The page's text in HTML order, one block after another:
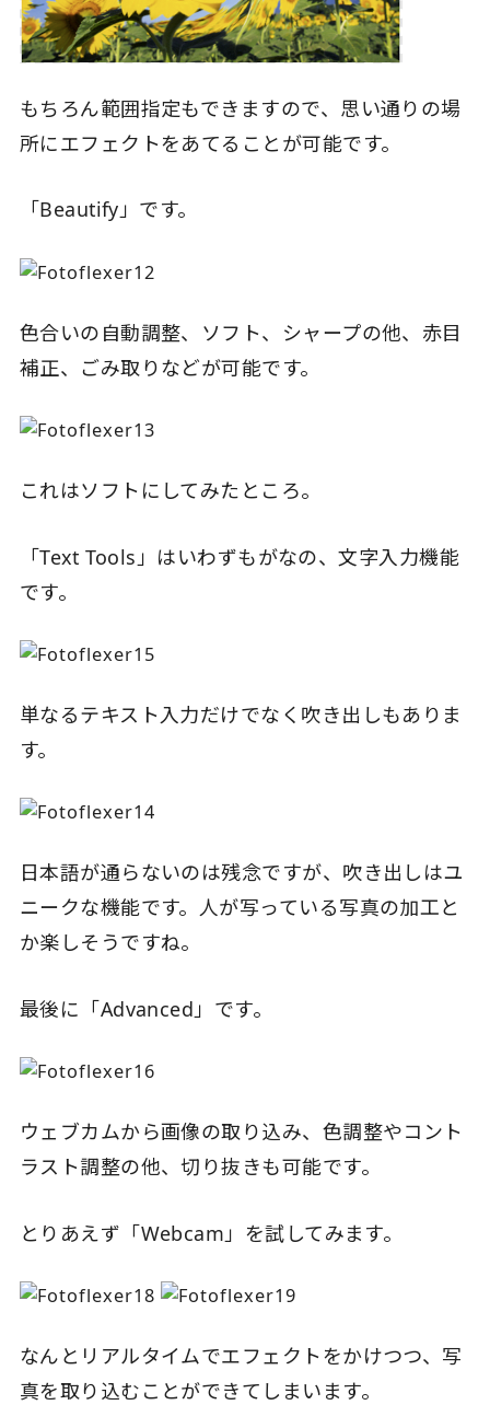
もちろん範囲指定もできますので、思い通りの場
所にエフェクトをあてることが可能です。
「Beautify」です。
色合いの自動調整、ソフト、シャープの他、赤目
補正、ごみ取りなどが可能です。
これはソフトにしてみたところ。
「Text Tools」はいわずもがなの、文字入力機能
です。
単なるテキスト入力だけでなく吹き出しもありま
す。
日本語が通らないのは残念ですが、吹き出しはユ
ニークな機能です。人が写っている写真の加工と
か楽しそうですね。
最後に「Advanced」です。
ウェブカムから画像の取り込み、色調整やコント
ラスト調整の他、切り抜きも可能です。
とりあえず「Webcam」を試してみます。
なんとリアルタイムでエフェクトをかけつつ、写
真を取り込むことができてしまいます。